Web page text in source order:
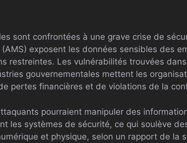
sont confrontées à une grave crise de
(AMS) exposent les données sensibles des
restreintes. Les vulnérabilités trouvées
gouvernementales mettent les
pertes financières et de violations de la
pourraient manipuler des
les systèmes de sécurité, ce qui soulève
et physique, selon un rapport de la